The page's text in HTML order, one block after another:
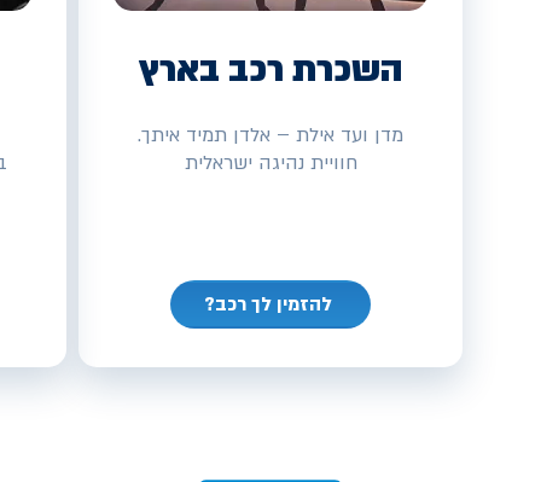
השכרת רכב בארץ
מדן ועד אילת – אלדן תמיד איתך.
חוויית נהיגה ישראלית
להזמין לך רכב?